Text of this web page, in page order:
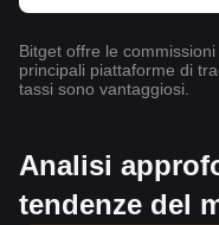
Bitget offre le
principali piattaforme di
tassi sono vantaggiosi.
Analisi
tendenze del